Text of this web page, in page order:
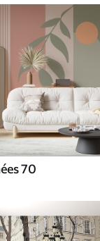
70